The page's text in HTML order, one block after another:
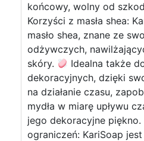
końcowy, wolny od
Korzyści z masła shea:
masło shea, znane ze
odżywczych,
skóry.
Idealna także
dekoracyjnych, dzięki
na działanie czasu,
mydła w miarę upływu
jego dekoracyjne piękno.
ograniczeń: KariSoap